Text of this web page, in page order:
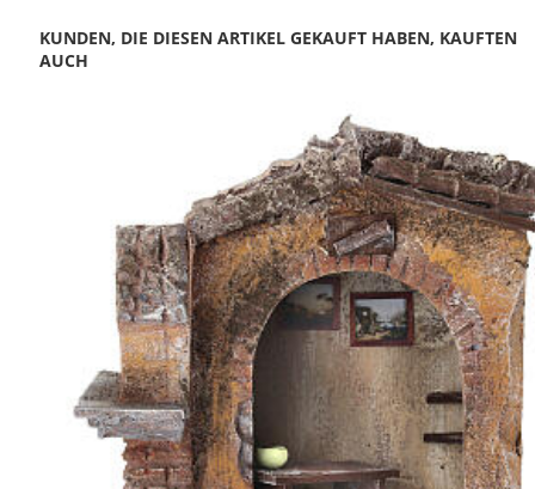
KUNDEN, DIE DIESEN ARTIKEL GEKAUFT HABEN, KAUFTEN
AUCH